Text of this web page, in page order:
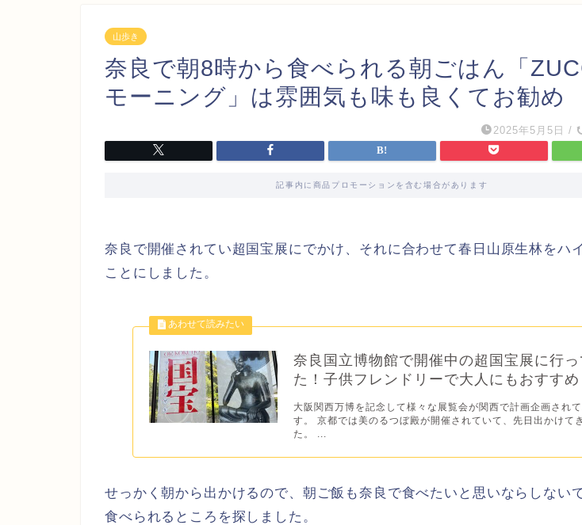
山歩き
奈良で朝8時から食べられる朝ごはん「
モーニング」は雰囲気も味も良くてお勧め
2025年5月5日 /
記事内に商品プロモーションを含む場合があります
奈良で開催されてい超国宝展にでかけ、 それに合わせて春日山原生林をハ
ことにしました。
奈良国立博物館で開催中の超国宝展に行っ
た！子供フレンドリーで大人にもおすすめ
大阪関西万博を記念して様々な展覧会が関西で計画企画されて
す。 京都では美のるつぼ殿が開催されていて、先日出かけて
た。 ...
せっかく朝から出かけるので、朝ご飯も奈良で食べたいと思いならしない
食べられるところを探しました。